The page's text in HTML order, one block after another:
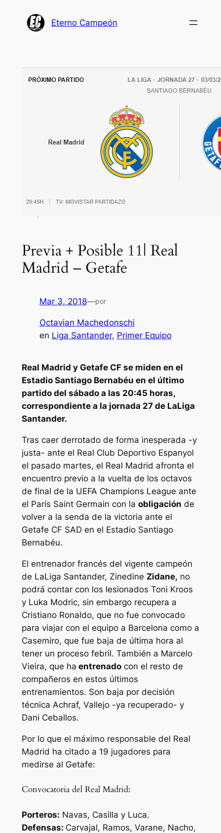
Eterno Campeón
Previa + Posible 11| Real
Madrid – Getafe
Mar 3, 2018—por
Octavian Machedonschi
en Liga Santander, Primer Equipo
Real Madrid y Getafe CF se miden en el
Estadio Santiago Bernabéu en el último
partido del sábado a las 20:45 horas,
correspondiente a la jornada 27 de LaLiga
Santander.
Tras caer derrotado de forma inesperada -y
justa- ante el Real Club Deportivo Espanyol
el pasado martes, el Real Madrid afronta el
encuentro previo a la vuelta de los octavos
de final de la UEFA Champions League ante
el París Saint Germain con la obligación de
volver a la senda de la victoria ante el
Getafe CF SAD en el Estadio Santiago
Bernabéu.
El entrenador francés del vigente campeón
de LaLiga Santander, Zinedine Zidane, no
podrá contar con los lesionados Toni Kroos
y Luka Modric, sin embargo recupera a
Cristiano Ronaldo, que no fue convocado
para viajar con el equipo a Barcelona como a
Casemiro, que fue baja de última hora al
tener un proceso febril. También a Marcelo
Vieira, que ha entrenadocon el resto de
compañeros en estos últimos
entrenamientos. Son baja por decisión
técnica Achraf, Vallejo -ya recuperado- y
Dani Ceballos.
Por lo que el máximo responsable del Real
Madrid ha citado a 19 jugadores para
medirse al Getafe:
Convocatoria del Real Madrid:
Porteros: Navas, Casilla y Luca.
Defensas: Carvajal, Ramos, Varane, Nacho,